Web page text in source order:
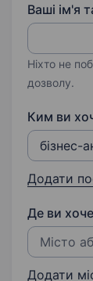
Ваші ім'я
Ніхто не
дозволу.
Ким ви
Додати
Де ви
Додати